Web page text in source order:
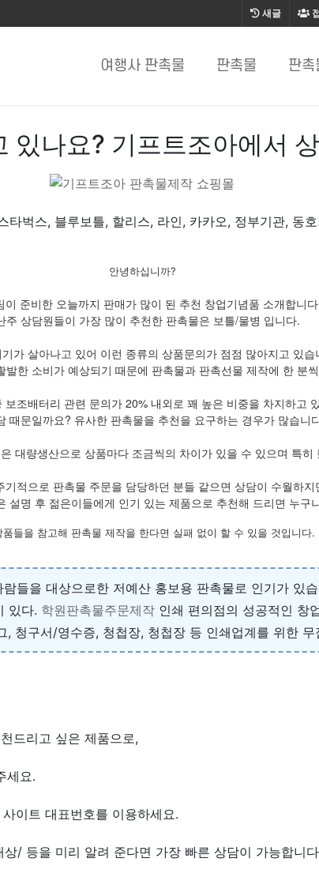
새글
여행사 판촉물 판촉물 판촉
있나요? 기프트조아에서
타벅스, 블루보틀, 할리스, 라인, 카카오, 정부기관, 동
안녕하십니까?
이 준비한 오늘까지 판매가 많이 된 추천 창업기념품 소개합니
주 상담원들이 가장 많이 추천한 판촉물은 보틀/물병 입니다.
가 살아나고 있어 이런 종류의 상품문의가 점점 많아지고 있습
발한 소비가 예상되기 때문에 판촉물과 판촉선물 제작에 한 분
보조배터리 관련 문의가 20% 내외로 꽤 높은 비중을 차지하고
때문일까요? 유사한 판촉물을 추천을 요구하는 경우가 많습니
대량생산으로 상품마다 조금씩의 차이가 있을 수 있으며 특
기적으로 판촉물 주문을 담당하던 분들 같으면 상담이 수월하지
설명 후 젊은이들에게 인기 있는 제품으로 추천해 드리면 누구
품들을 참고해 판촉물 제작을 한다면 실패 없이 할 수 있을 것입니다.
들을 대상으로한 저예산 홍보용 판촉물로 인기가 있
있다. 학원판촉물주문제작 인쇄 편의점의 성공적인 창
청구서/영수증, 청첩장, 청첩장 등 인쇄업계를 위한
드리고 싶은 제품으로,
세요.
이트 대표번호를 이용하세요.
/ 등을 미리 알려 준다면 가장 빠른 상담이 가능합니